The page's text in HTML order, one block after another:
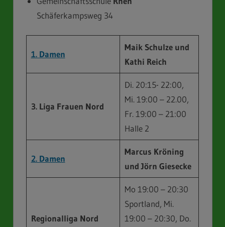
Schäferkampsweg 34
1. Damen
Maik Schulze und
Kathi Reich
3. Liga Frauen Nord
Di. 20:15- 22:00,
Mi. 19:00 – 22.00,
Fr. 19:00 – 21:00
Halle 2
2. Damen
Marcus Kröning
und Jörn Giesecke
Regionalliga Nord
Mo 19:00 – 20:30
Sportland, Mi.
19:00 – 20:30, Do.